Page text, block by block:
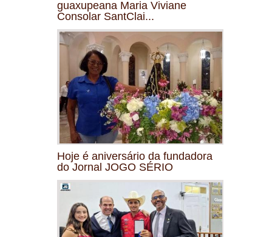
guaxupeana Maria Viviane
Consolar SantClai...
Hoje é aniversário da fundadora
do Jornal JOGO SÉRIO